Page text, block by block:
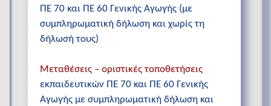
ΠΕ 70 και ΠΕ 60 Γενικής Αγωγής (με
συμπληρωματική δήλωση και χωρίς τη
δήλωσή τους)
Μεταθέσεις – οριστικές τοποθετήσεις
εκπαιδευτικών ΠΕ 70 και ΠΕ 60 Γενικής
Αγωγής με συμπληρωματική δήλωση και